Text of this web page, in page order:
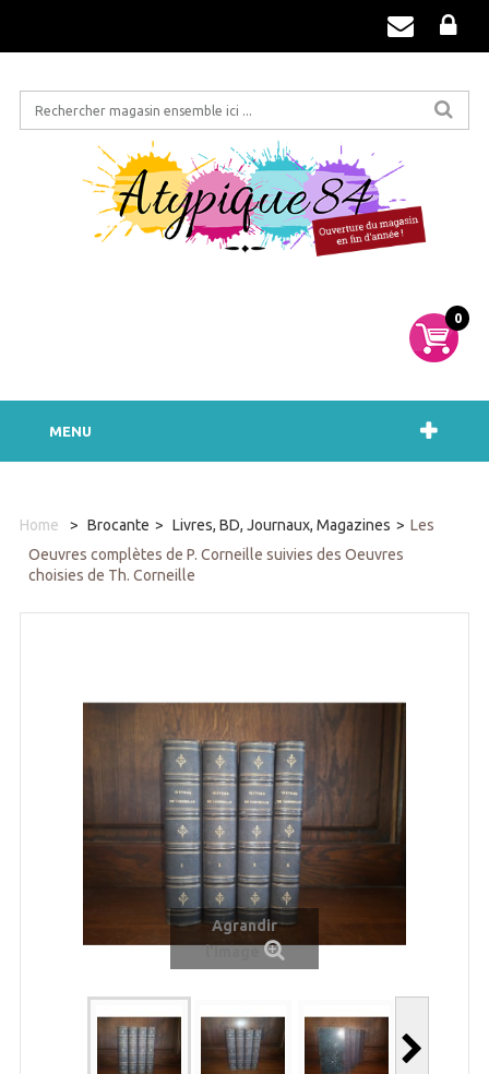
0
MENU
Home > Brocante > Livres, BD, Journaux, Magazines > Les
Oeuvres complètes de P. Corneille suivies des Oeuvres
choisies de Th. Corneille
Agrandir